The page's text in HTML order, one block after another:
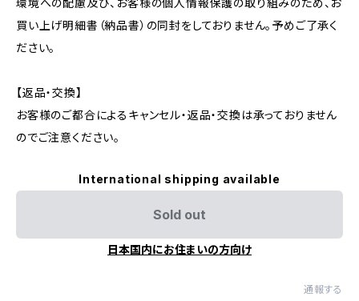
環境への配慮及び、お客様の個人情報保護の取り組みのため、お
買い上げ明細書（納品書）の同封をしておりません。予めご了承く
ださい。
【返品・交換】
お客様のご都合によるキャンセル・返品・交換は承っておりません
のでご注意ください。
International shipping available
Sold out
日本国内にお住まいの方向け
通報する